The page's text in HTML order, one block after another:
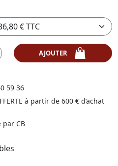
59 36
à partir de 600 € d’achat
par CB